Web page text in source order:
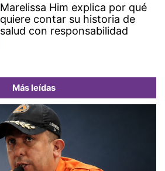
Marelissa Him explica por qué
quiere contar su historia de
salud con responsabilidad
Más leídas